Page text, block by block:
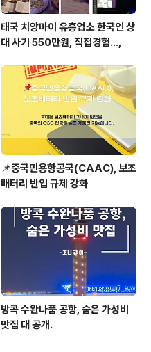
태국 치앙마이 유흥업소 한국인 상
대 사기 550만원, 직접경험...,
📌중국민용항공국(CAAC), 보조
배터리 반입 규제 강화
방콕 수완나품 공항, 숨은 가성비
맛집 대 공개.